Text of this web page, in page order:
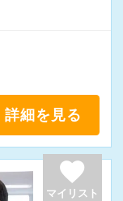
＞
る方
持ちの方
接客経験
シフトは柔軟
負担
詳細を見る
favorite
マイリスト